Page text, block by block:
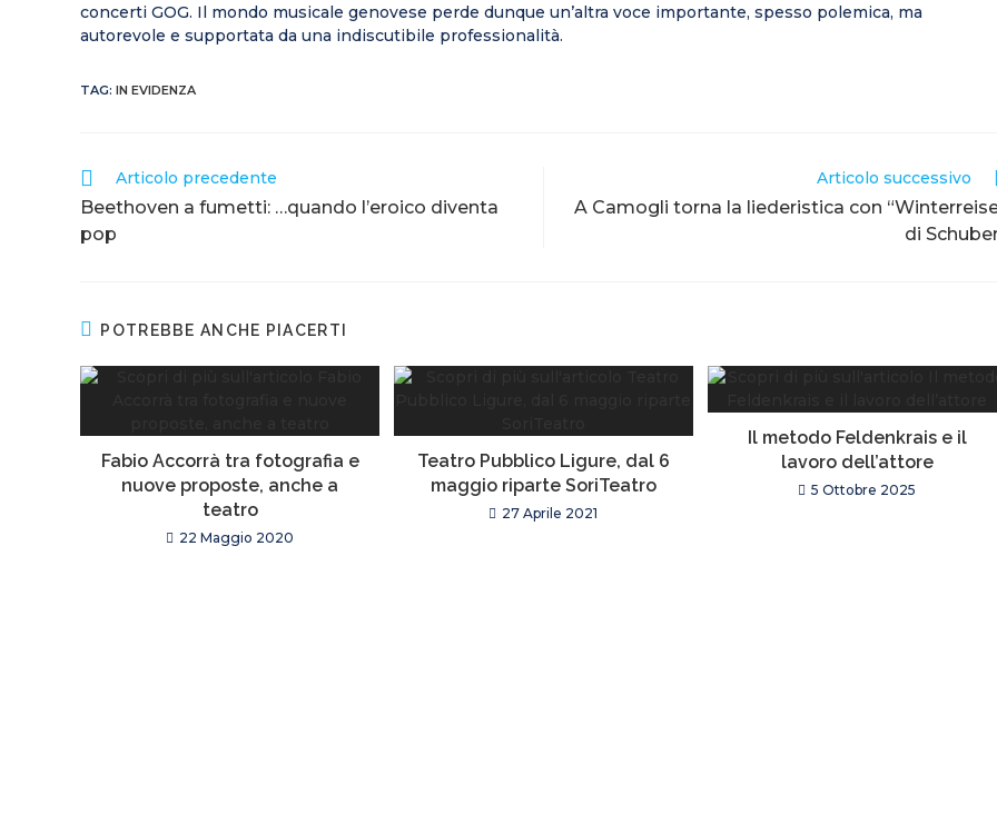
concerti GOG. Il mondo musicale genovese perde dunque un’altra voce importante, spesso polemica, ma
autorevole e supportata da una indiscutibile professionalità.
TAG: IN EVIDENZA
Articolo precedente
Beethoven a fumetti: …quando l’eroico diventa
pop
Articolo successivo
A Camogli torna la liederistica con
di
POTREBBE ANCHE PIACERTI
Fabio Accorrà tra fotografia e
nuove proposte, anche a
teatro
22 Maggio 2020
Teatro Pubblico Ligure, dal 6
maggio riparte SoriTeatro
27 Aprile 2021
Il metodo Feldenkrais e il
lavoro dell’attore
5 Ottobre 2025